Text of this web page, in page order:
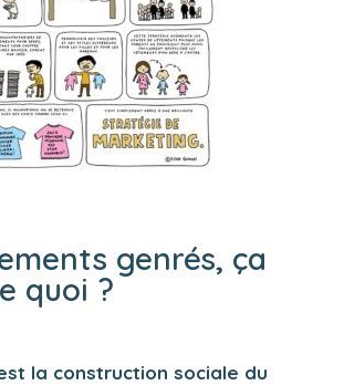
genrés, ça
quoi ?
la construction sociale du